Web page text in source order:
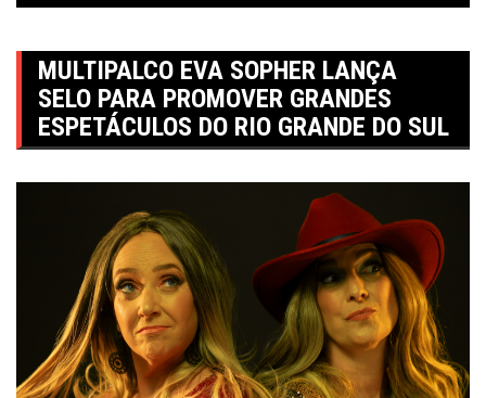
MULTIPALCO EVA SOPHER LANÇA
SELO PARA PROMOVER GRANDES
ESPETÁCULOS DO RIO GRANDE DO SUL